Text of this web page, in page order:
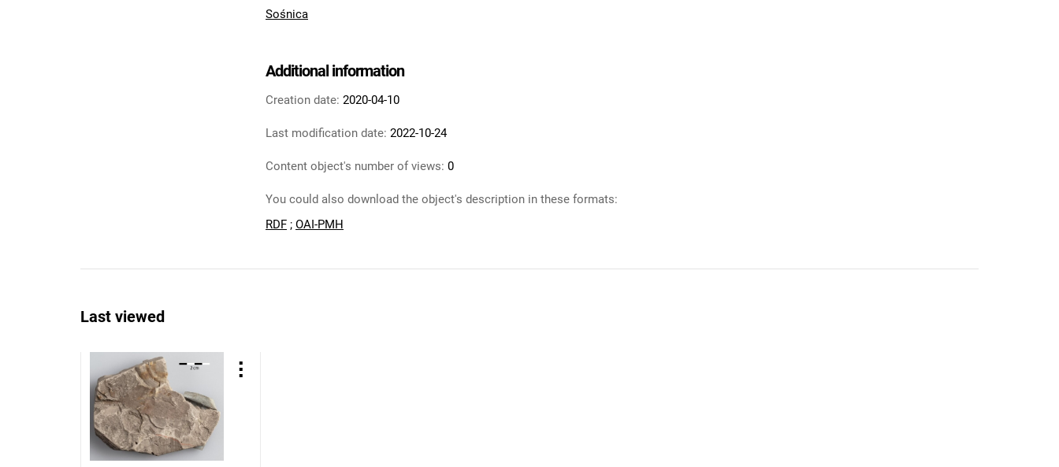
Sośnica
Additional information
Creation date: 2020-04-10
Last modification date: 2022-10-24
Content object's number of views: 0
You could also download the object's description in these formats:
RDF ; OAI-PMH
Last viewed